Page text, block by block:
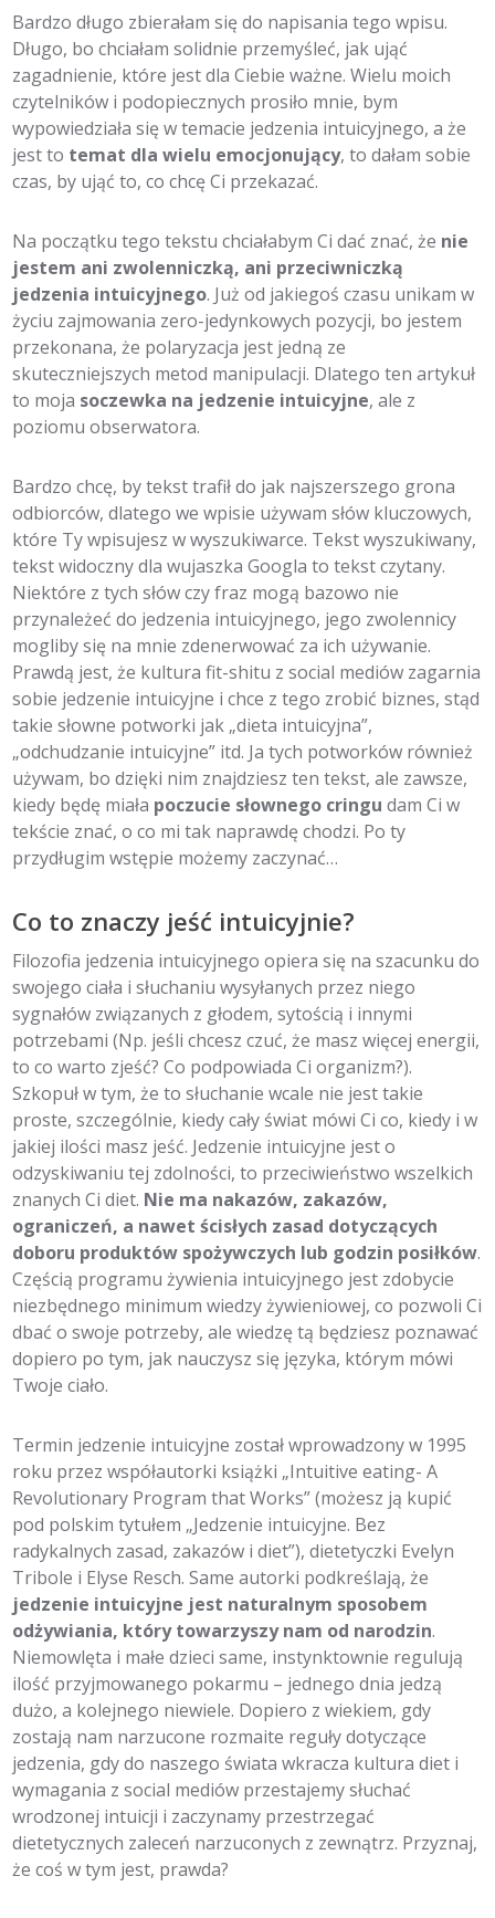
Bardzo długo zbierałam się do napisania tego wpisu.
Długo, bo chciałam solidnie przemyśleć, jak ująć
zagadnienie, które jest dla Ciebie ważne. Wielu moich
czytelników i podopiecznych prosiło mnie, bym
wypowiedziała się w temacie jedzenia intuicyjnego, a że
jest to temat dla wielu emocjonujący, to dałam sobie
czas, by ująć to, co chcę Ci przekazać.
Na początku tego tekstu chciałabym Ci dać znać, że nie
jestem ani zwolenniczką, ani przeciwniczką
jedzenia intuicyjnego. Już od jakiegoś czasu unikam w
życiu zajmowania zero-jedynkowych pozycji, bo jestem
przekonana, że polaryzacja jest jedną ze
skuteczniejszych metod manipulacji. Dlatego ten artykuł
to moja soczewka na jedzenie intuicyjne, ale z
poziomu obserwatora.
Bardzo chcę, by tekst trafił do jak najszerszego grona
odbiorców, dlatego we wpisie używam słów kluczowych,
które Ty wpisujesz w wyszukiwarce. Tekst wyszukiwany,
tekst widoczny dla wujaszka Googla to tekst czytany.
Niektóre z tych słów czy fraz mogą bazowo nie
przynależeć do jedzenia intuicyjnego, jego zwolennicy
mogliby się na mnie zdenerwować za ich używanie.
Prawdą jest, że kultura fit-shitu z social mediów zagarnia
sobie jedzenie intuicyjne i chce z tego zrobić biznes, stąd
takie słowne potworki jak „dieta intuicyjna”,
„odchudzanie intuicyjne” itd. Ja tych potworków również
używam, bo dzięki nim znajdziesz ten tekst, ale zawsze,
kiedy będę miała poczucie słownego cringu dam Ci w
tekście znać, o co mi tak naprawdę chodzi. Po ty
przydługim wstępie możemy zaczynać…
Co to znaczy jeść intuicyjnie?
Filozofia jedzenia intuicyjnego opiera się na szacunku do
swojego ciała i słuchaniu wysyłanych przez niego
sygnałów związanych z głodem, sytością i innymi
potrzebami (Np. jeśli chcesz czuć, że masz więcej energii,
to co warto zjeść? Co podpowiada Ci organizm?).
Szkopuł w tym, że to słuchanie wcale nie jest takie
proste, szczególnie, kiedy cały świat mówi Ci co, kiedy i w
jakiej ilości masz jeść. Jedzenie intuicyjne jest o
odzyskiwaniu tej zdolności, to przeciwieństwo wszelkich
znanych Ci diet. Nie ma nakazów, zakazów,
ograniczeń, a nawet ścisłych zasad dotyczących
doboru produktów spożywczych lub godzin posiłków.
Częścią programu żywienia intuicyjnego jest zdobycie
niezbędnego minimum wiedzy żywieniowej, co pozwoli Ci
dbać o swoje potrzeby, ale wiedzę tą będziesz poznawać
dopiero po tym, jak nauczysz się języka, którym mówi
Twoje ciało.
Termin jedzenie intuicyjne został wprowadzony w 1995
roku przez współautorki książki „Intuitive eating- A
Revolutionary Program that Works” (możesz ją kupić
pod polskim tytułem „Jedzenie intuicyjne. Bez
radykalnych zasad, zakazów i diet”), dietetyczki Evelyn
Tribole i Elyse Resch. Same autorki podkreślają, że
jedzenie intuicyjne jest naturalnym sposobem
odżywiania, który towarzyszy nam od narodzin.
Niemowlęta i małe dzieci same, instynktownie regulują
ilość przyjmowanego pokarmu – jednego dnia jedzą
dużo, a kolejnego niewiele. Dopiero z wiekiem, gdy
zostają nam narzucone rozmaite reguły dotyczące
jedzenia, gdy do naszego świata wkracza kultura diet i
wymagania z social mediów przestajemy słuchać
wrodzonej intuicji i zaczynamy przestrzegać
dietetycznych zaleceń narzuconych z zewnątrz. Przyznaj,
że coś w tym jest, prawda?